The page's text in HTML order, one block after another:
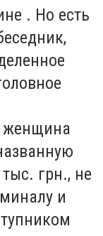
. Но есть
женщина
грн., не
и